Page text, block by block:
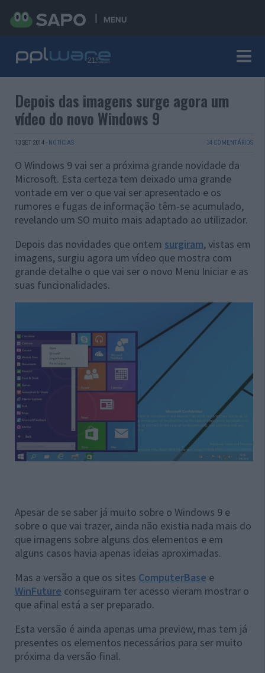
MENU
Depois das imagens surge agora um
vídeo do novo Windows 9
13 SET 2014 · NOTÍCIAS 34 COMENTÁRIOS
O Windows 9 vai ser a próxima grande novidade da
Microsoft. Esta certeza tem deixado uma grande
vontade em ver o que vai ser apresentado e os
rumores e fugas de informação têm-se acumulado,
revelando um SO muito mais adaptado ao utilizador.
Depois das novidades que ontem surgiram, vistas em
imagens, surgiu agora um vídeo que mostra com
grande detalhe o que vai ser o novo Menu Iniciar e as
suas funcionalidades.
Apesar de se saber já muito sobre o Windows 9 e
sobre o que vai trazer, ainda não existia nada mais do
que imagens sobre alguns dos elementos e em
alguns casos havia apenas ideias aproximadas.
Mas a versão a que os sites ComputerBase e
WinFuture conseguiram ter acesso vieram mostrar o
que afinal está a ser preparado.
Esta versão é ainda apenas uma preview, mas tem já
presentes os elementos necessários para ser muito
próxima da versão final.